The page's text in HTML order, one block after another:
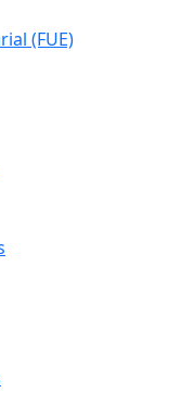
(FUE)